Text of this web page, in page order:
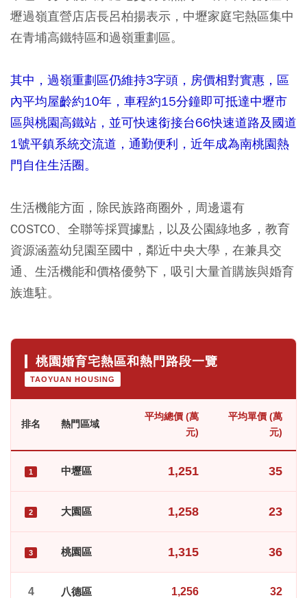
壢過嶺直營店店長呂柏揚表示，中壢家庭宅熱區集中
在青埔高鐵特區和過嶺重劃區。
其中，過嶺重劃區仍維持3字頭，房價相對實惠，區
內平均屋齡約10年，車程約15分鐘即可抵達中壢市
區與桃園高鐵站，並可快速銜接台66快速道路及國道
1號平鎮系統交流道，通勤便利，近年成為南桃園熱
門自住生活圈。
生活機能方面，除民族路商圈外，周邊還有
COSTCO、全聯等採買據點，以及公園綠地多，教育
資源涵蓋幼兒園至國中，鄰近中央大學，在兼具交
通、生活機能和價格優勢下，吸引大量首購族與婚育
族進駐。
桃園婚育宅熱區和熱門路段一覽
TAOYUAN HOUSING
排名 熱門區域
平均總價 (萬
元)
平均單價 (萬
元)
1 中壢區 1,251 35
2 大園區 1,258 23
3 桃園區 1,315 36
4 八德區 1,256 32